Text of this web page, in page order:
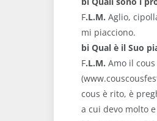
F.L.M. Aglio,
mi piacciono.
bi Qual è il Suo
F.L.M. Amo il
cous è rito, è
a cui devo molto